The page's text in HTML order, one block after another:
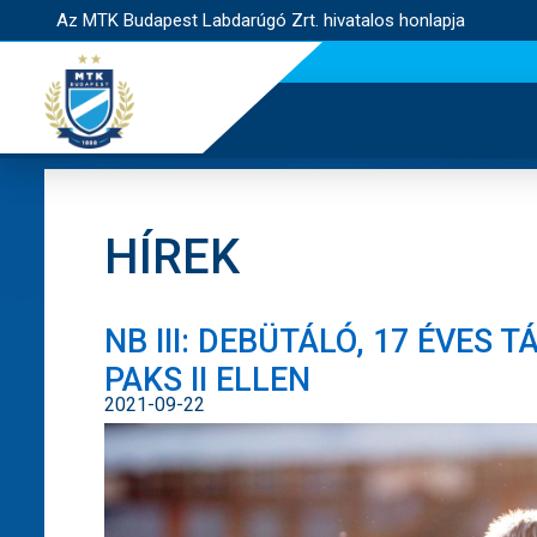
Az MTK Budapest Labdarúgó Zrt. hivatalos honlapja
HÍREK
NB III: DEBÜTÁLÓ, 17 ÉVES
PAKS II ELLEN
2021-09-22